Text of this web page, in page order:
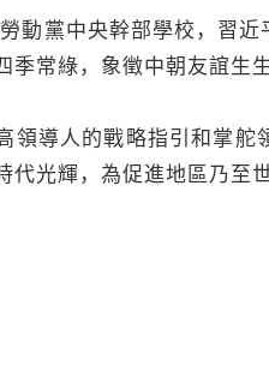
黨中央幹部學校，習近
季常綠，象徵中朝友誼生生
導人的戰略指引和掌舵
代光輝，為促進地區乃至